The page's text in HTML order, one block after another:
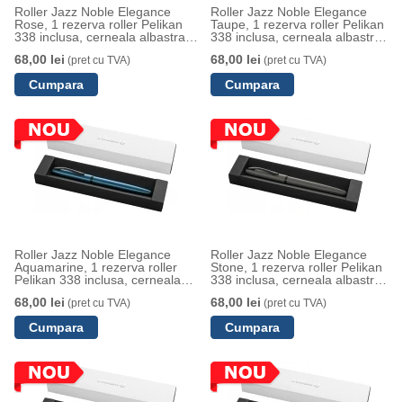
Roller Jazz Noble Elegance
Rose, 1 rezerva roller Pelikan
338 inclusa, cerneala albastra
pentru cadou
68,00 lei (pret cu TVA)
Roller Jazz Noble Elegance
Taupe, 1 rezerva roller Pelikan
338 inclusa, cerneala albastra
pentru cadou
68,00 lei (pret cu TVA)
Roller Jazz Noble Elegance
Aquamarine, 1 rezerva roller
Pelikan 338 inclusa, cerneala
cutie pentru cadou
68,00 lei (pret cu TVA)
Roller Jazz Noble Elegance
Stone, 1 rezerva roller Pelikan
338 inclusa, cerneala albastra
pentru cadou
68,00 lei (pret cu TVA)